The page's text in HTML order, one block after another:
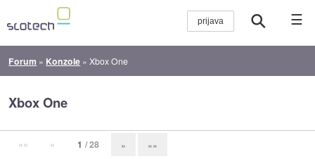
☰
Forum » Konzole »Xbox One
Xbox One
«« « 1 / 28 » »»